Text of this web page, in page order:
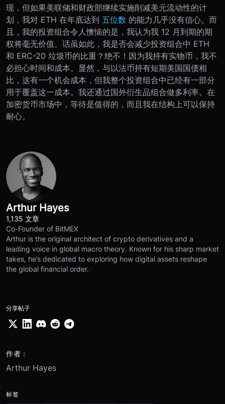
现，但如果美联储和财政部继续实施削减美元流动性的计
划，我对 ETH 在年底达到 五位数 的能力几乎没有信心。而
且，我的投资组合令人懊恼的是，我认为我 12 月到期的期
权将毫无价值。 话虽如此，我是否会减少投资组合中 ETH
和 ERC-20 垃圾币的比重？绝不！因为我持有实物币，我不
必担心时间和成本。显然，与以法币持有短期美国国债相
比，这有一个机会成本，但我整个投资组合中已经有一部分
用于覆盖这一成本。我还通过国外衍生品组合做多利率。在
加密货币市场中，等待是值得的，而且我在结构上可以保持
耐心。
Arthur Hayes
1,135 文章
Co-Founder of BitMEX
Arthur is the original architect of crypto derivatives and a
leading voice in global macro theory. Known for his sharp market
takes, he’s dedicated to exploring how digital assets reshape
the global financial order.
分享帖子
作者：
Arthur Hayes
标签